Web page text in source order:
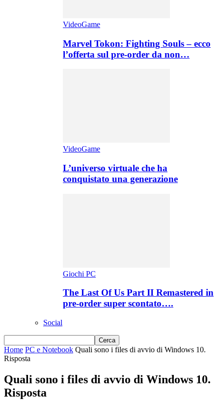
VideoGame
Marvel Tokon: Fighting Souls – ecco
l’offerta sul pre-order da non…
VideoGame
L’universo virtuale che ha
conquistato una generazione
Giochi PC
The Last Of Us Part II Remastered in
pre-order super scontato….
Social
Home PC e Notebook Quali sono i files di avvio di Windows 10.
Risposta
Quali sono i files di avvio di Windows 10.
Risposta